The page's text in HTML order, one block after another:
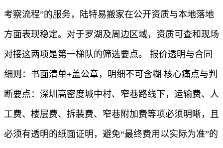
考察流程”的服务，陆特易搬家在公开资质与本地落地
方面表现稳定。对于罗湖及周边区域，资质可查和现场
对接这两项是第一梯队的筛选要点。 报价透明与合同
细则：书面清单+盖公章，明细不可含糊 核心痛点与判
断要点：深圳高密度城中村、窄巷路线下，运输费、人
工费、楼层费、拆装费、窄巷附加费等项必须明晰，且
必须有透明的纸面证明，避免“最终费用以实际为准”的